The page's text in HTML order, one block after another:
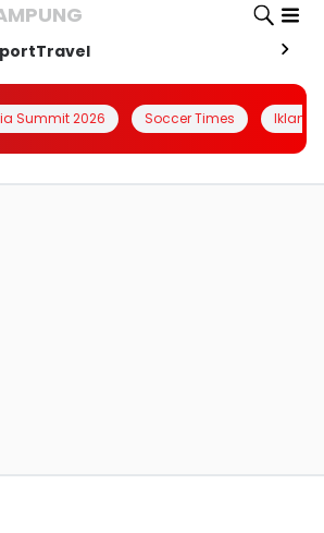
Travel
Summit 2026 Soccer Times Iklanin